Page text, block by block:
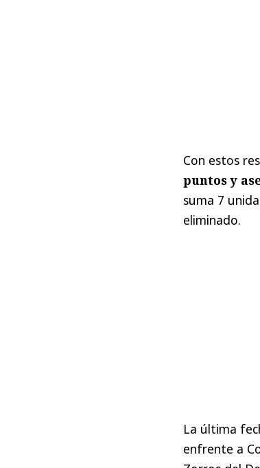
Con estos
puntos y
suma 7
eliminado.
La última
enfrente a